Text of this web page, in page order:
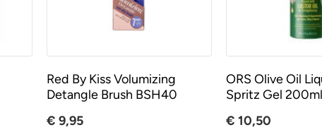
Red By Kiss Volumizing
Detangle Brush BSH40
€ 9,95
ORS Olive Oil
Spritz Gel 200ml
€ 10,50